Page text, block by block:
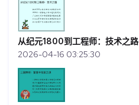
从纪元1800到工程师：技术之路
2026-04-16 03:25:30